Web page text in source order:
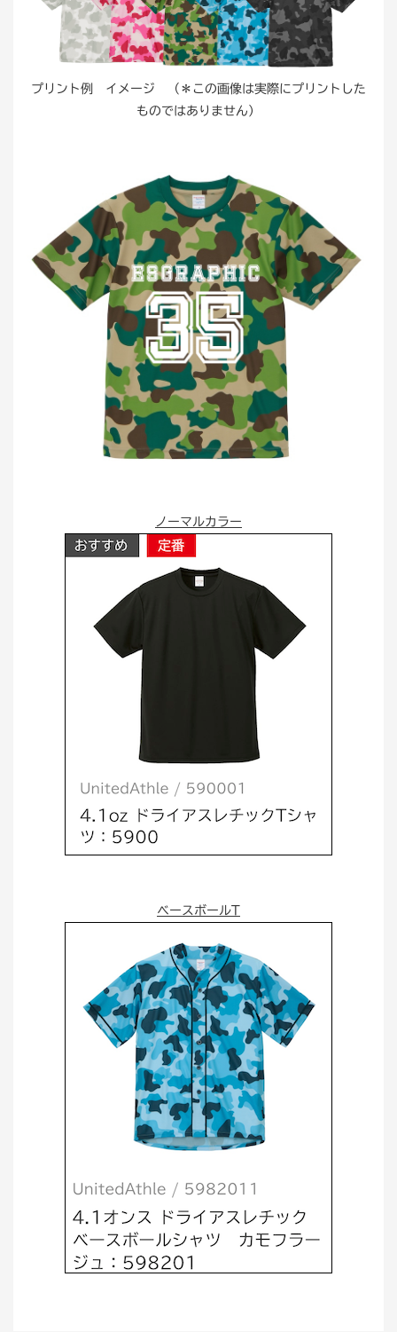
プリント例 イメージ （＊この画像は実際にプリントした
ものではありません）
ノーマルカラー
ベースボールT